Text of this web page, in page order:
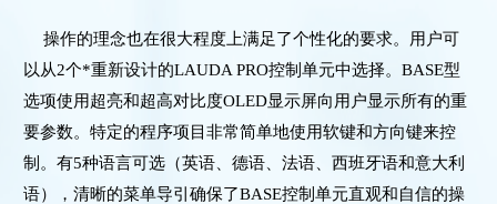
操作的理念也在很大程度上满足了个性化的要求。用户可
以从2个*重新设计的LAUDA PRO控制单元中选择。BASE型
选项使用超亮和超高对比度OLED显示屏向用户显示所有的重
要参数。特定的程序项目非常简单地使用软键和方向键来控
制。有5种语言可选（英语、德语、法语、西班牙语和意大利
语），清晰的菜单导引确保了BASE控制单元直观和自信的操